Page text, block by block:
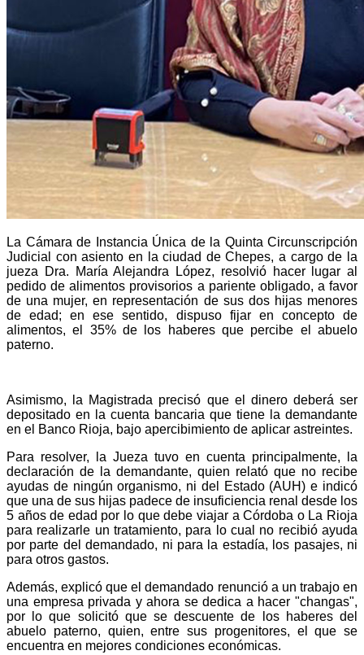
La Cámara de Instancia Única de la Quinta Circunscripción
Judicial con asiento en la ciudad de Chepes, a cargo de la
jueza Dra. María Alejandra López, resolvió hacer lugar al
pedido de alimentos provisorios a pariente obligado, a favor
de una mujer, en representación de sus dos hijas menores
de edad; en ese sentido, dispuso fijar en concepto de
alimentos, el 35% de los haberes que percibe el abuelo
paterno.
Asimismo, la Magistrada precisó que el dinero deberá ser
depositado en la cuenta bancaria que tiene la demandante
en el Banco Rioja, bajo apercibimiento de aplicar astreintes.
Para resolver, la Jueza tuvo en cuenta principalmente, la
declaración de la demandante, quien relató que no recibe
ayudas de ningún organismo, ni del Estado (AUH) e indicó
que una de sus hijas padece de insuficiencia renal desde los
5 años de edad por lo que debe viajar a Córdoba o La Rioja
para realizarle un tratamiento, para lo cual no recibió ayuda
por parte del demandado, ni para la estadía, los pasajes, ni
para otros gastos.
Además, explicó que el demandado renunció a un trabajo en
una empresa privada y ahora se dedica a hacer "changas",
por lo que solicitó que se descuente de los haberes del
abuelo paterno, quien, entre sus progenitores, el que se
encuentra en mejores condiciones económicas.